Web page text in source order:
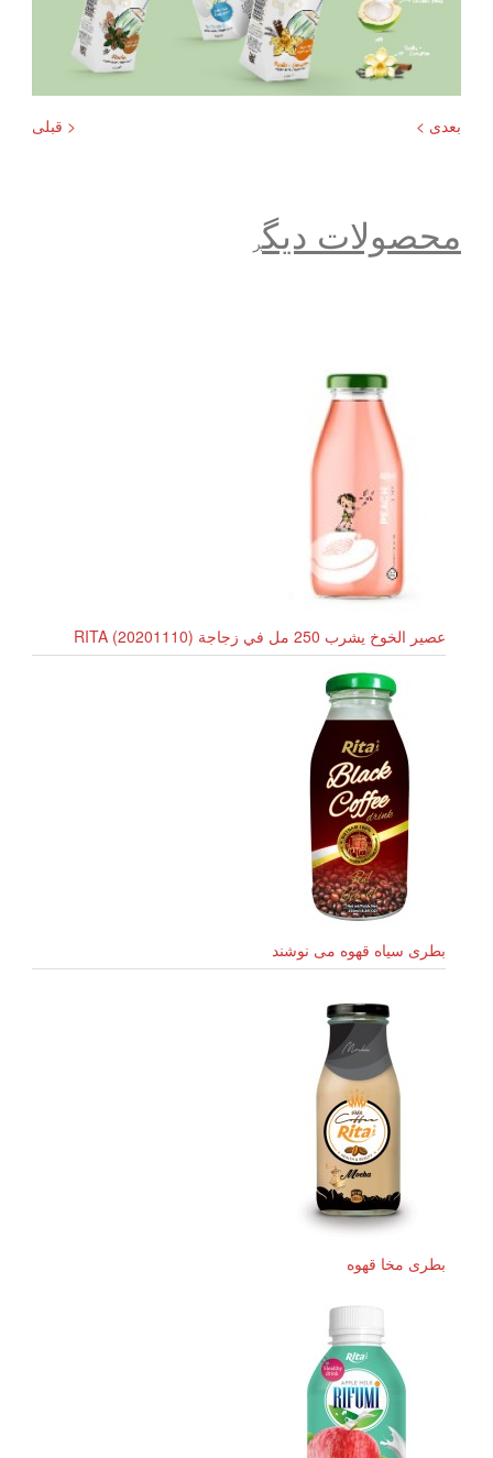
< قبلی بعدی >
محصولات دیگر
عصير الخوخ يشرب 250 مل في زجاجة RITA (20201110)
بطری سیاه قهوه می نوشند
بطری مخا قهوه